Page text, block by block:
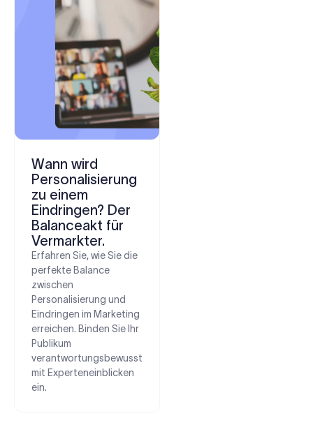
Wann wird
Personalisierung
zu einem
Eindringen? Der
Balanceakt für
Vermarkter.
Erfahren Sie, wie Sie die
perfekte Balance
zwischen
Personalisierung und
Eindringen im Marketing
erreichen. Binden Sie Ihr
Publikum
verantwortungsbewusst
mit Experteneinblicken
ein.